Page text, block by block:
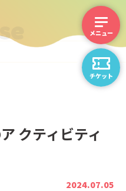
チケット
クティビティ
2024.07.05